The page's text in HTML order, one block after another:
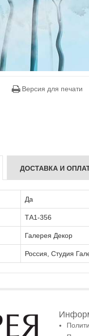
Версия для печати
ДОСТАВКА И
Да
ТА1-356
Галерея Декор
Россия, Студия